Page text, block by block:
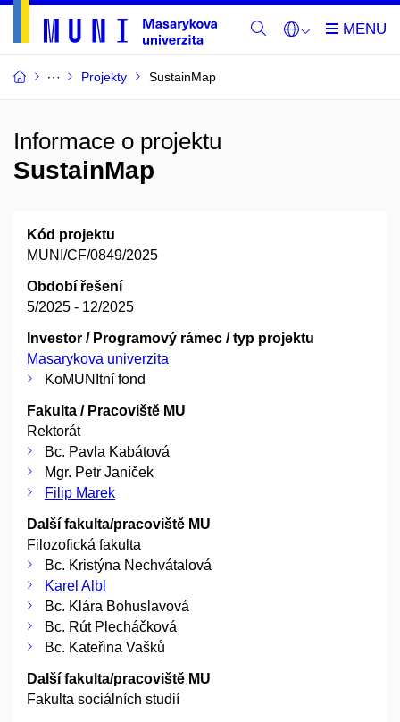
Projekty SustainMap
Informace o projektu
SustainMap
Kód projektu
MUNI/CF/0849/2025
Období řešení
5/2025 - 12/2025
Investor / Programový rámec / typ projektu
Masarykova univerzita
KoMUNItní fond
Fakulta / Pracoviště MU
Rektorát
Bc. Pavla Kabátová
Mgr. Petr Janíček
Filip Marek
Další fakulta/pracoviště MU
Filozofická fakulta
Bc. Kristýna Nechvátalová
Karel Albl
Bc. Klára Bohuslavová
Bc. Rút Plecháčková
Bc. Kateřina Vašků
Další fakulta/pracoviště MU
Fakulta sociálních studií